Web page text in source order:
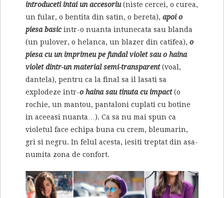
introduceti intai un accesoriu(niste cercei, o curea,
un fular, o bentita din satin, o bereta), apoi o
piesa basicintr-o nuanta intunecata sau blanda
(un pulover, o helanca, un blazer din catifea), o
piesa cu un imprimeu pe fundal violet sau o haina
violet dintr-un material semi-transparent(voal,
dantela), pentru ca la final sa il lasati sa
explodeze intr-o haina sau tinuta cu impact(o
rochie, un mantou, pantaloni cuplati cu botine
in aceeasi nuanta…). Ca sa nu mai spun ca
violetul face echipa buna cu crem, bleumarin,
gri si negru. In felul acesta, iesiti treptat din asa-
numita zona de confort.